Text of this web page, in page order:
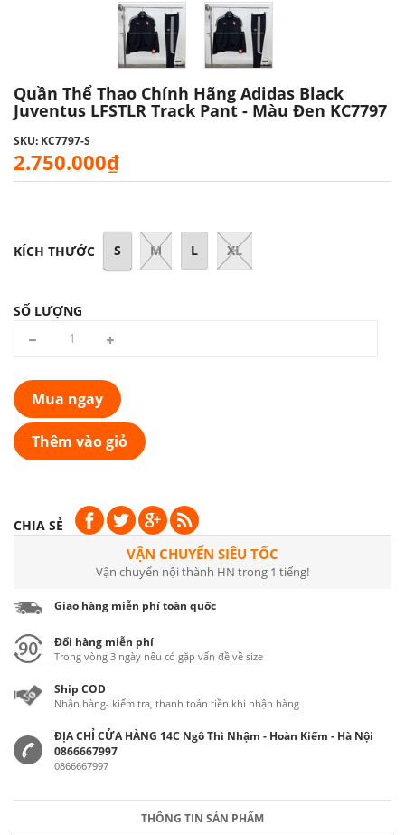
Quần Thể Thao Chính Hãng Adidas Black
Juventus LFSTLR Track Pant - Màu Đen KC7797
SKU: KC7797-S
2.750.000₫
KÍCH THƯỚC S M L XL
SỐ LƯỢNG
Mua ngay
Thêm vào giỏ
CHIA SẺ
VẬN CHUYỂN SIÊU TỐC
Vận chuyển nội thành HN trong 1 tiếng!
Giao hàng miễn phí toàn quốc
Đổi hàng miễn phí
Trong vòng 3 ngày nếu có gặp vấn đề về size
Ship COD
Nhận hàng- kiểm tra, thanh toán tiền khi nhận hàng
ĐỊA CHỈ CỬA HÀNG 14C Ngô Thì Nhậm - Hoàn Kiếm - Hà Nội
0866667997
0866667997
THÔNG TIN SẢN PHẨM